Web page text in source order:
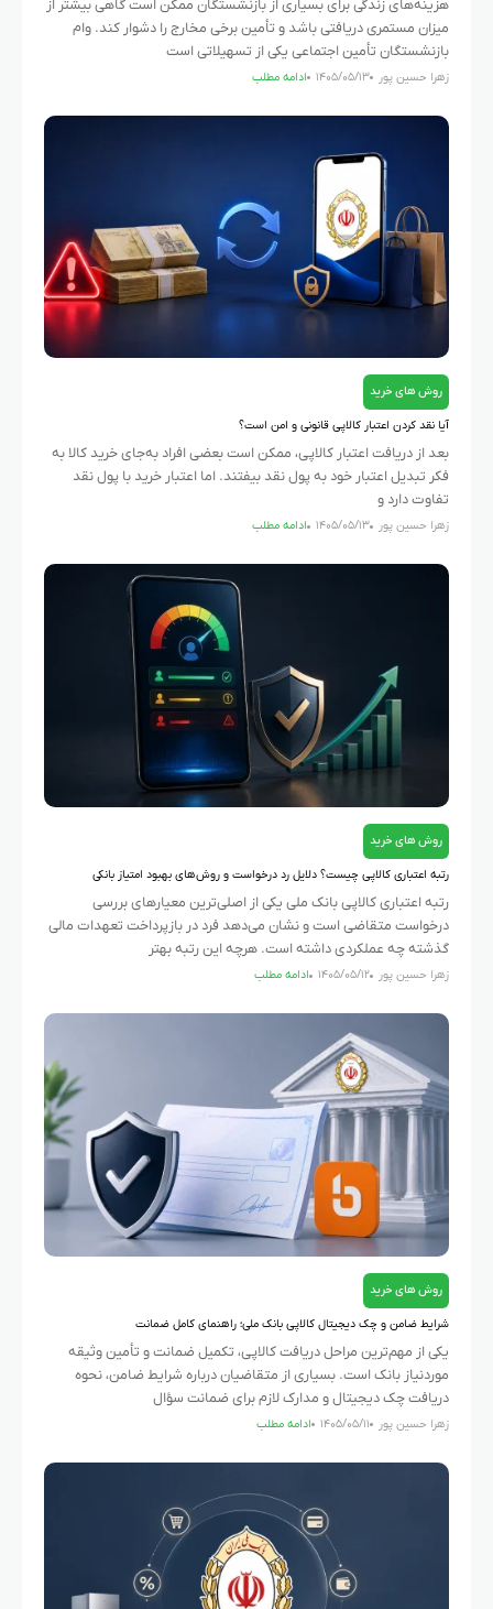
هزینه‌های زندگی برای بسیاری از بازنشستگان ممکن است گاهی بیشتر از
میزان مستمری دریافتی باشد و تأمین برخی مخارج را دشوار کند. وام
بازنشستگان تأمین اجتماعی یکی از تسهیلاتی است
زهرا حسین پور ۱۴۰۵/۰۵/۱۳ ادامه مطلب
روش های خرید
آیا نقد کردن اعتبار کالاپی قانونی و امن است؟
بعد از دریافت اعتبار کالاپی، ممکن است بعضی افراد به‌جای خرید کالا به
فکر تبدیل اعتبار خود به پول نقد بیفتند. اما اعتبار خرید با پول نقد
تفاوت دارد و
زهرا حسین پور ۱۴۰۵/۰۵/۱۳ ادامه مطلب
روش های خرید
رتبه اعتباری کالاپی چیست؟ دلایل رد درخواست و روش‌های بهبود امتیاز بانکی
رتبه اعتباری کالاپی بانک ملی یکی از اصلی‌ترین معیارهای بررسی
درخواست متقاضی است و نشان می‌دهد فرد در بازپرداخت تعهدات مالی
گذشته چه عملکردی داشته است. هرچه این رتبه بهتر
زهرا حسین پور ۱۴۰۵/۰۵/۱۲ ادامه مطلب
روش های خرید
شرایط ضامن و چک دیجیتال کالاپی بانک ملی؛ راهنمای کامل ضمانت
یکی از مهم‌ترین مراحل دریافت کالاپی، تکمیل ضمانت و تأمین وثیقه
موردنیاز بانک است. بسیاری از متقاضیان درباره شرایط ضامن، نحوه
دریافت چک دیجیتال و مدارک لازم برای ضمانت سؤال
زهرا حسین پور ۱۴۰۵/۰۵/۱۱ ادامه مطلب